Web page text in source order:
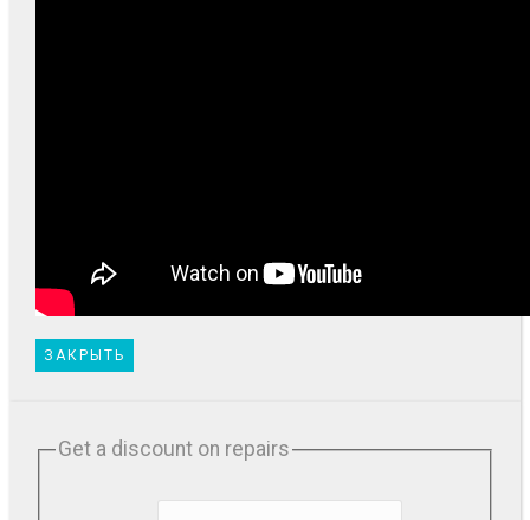
ЗАКРЫТЬ
Get a discount on repairs